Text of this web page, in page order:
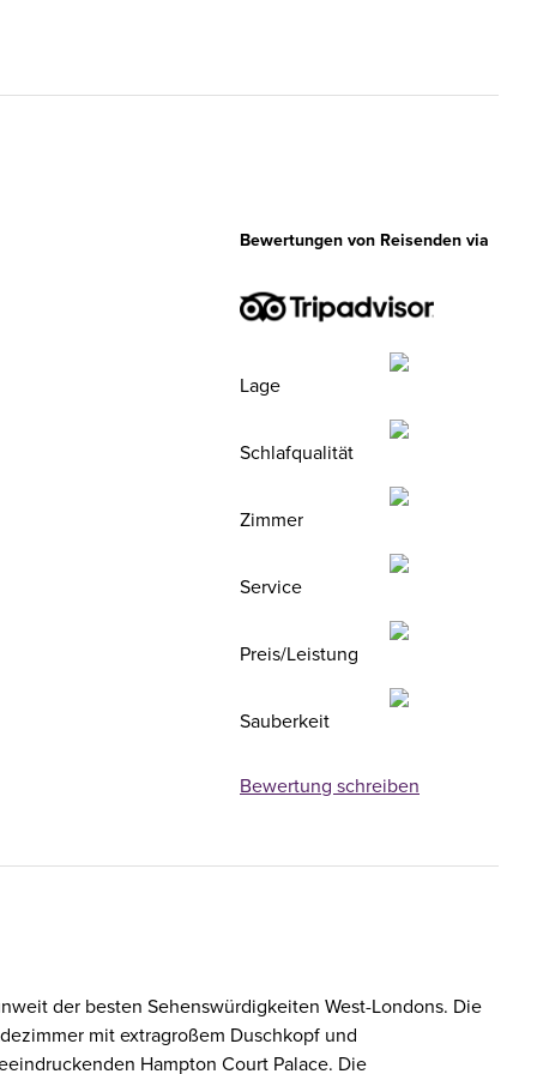
Bewertungen von Reisenden via
Lage
Schlafqualität
Zimmer
Service
Preis/Leistung
Sauberkeit
Bewertung schreiben
der besten Sehenswürdigkeiten West-Londons. Die
mit extragroßem Duschkopf und
Hampton Court Palace. Die